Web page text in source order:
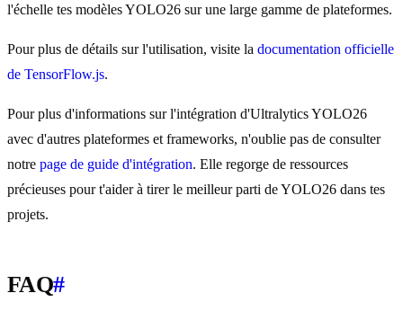
l'échelle tes modèles YOLO26 sur une large gamme de plateformes.
Pour plus de détails sur l'utilisation, visite la documentation officielle
de TensorFlow.js.
Pour plus d'informations sur l'intégration d'Ultralytics YOLO26
avec d'autres plateformes et frameworks, n'oublie pas de consulter
notre page de guide d'intégration. Elle regorge de ressources
précieuses pour t'aider à tirer le meilleur parti de YOLO26 dans tes
projets.
FAQ#